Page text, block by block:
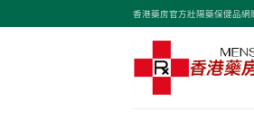
to
香港藥房官方壯陽藥保健品網